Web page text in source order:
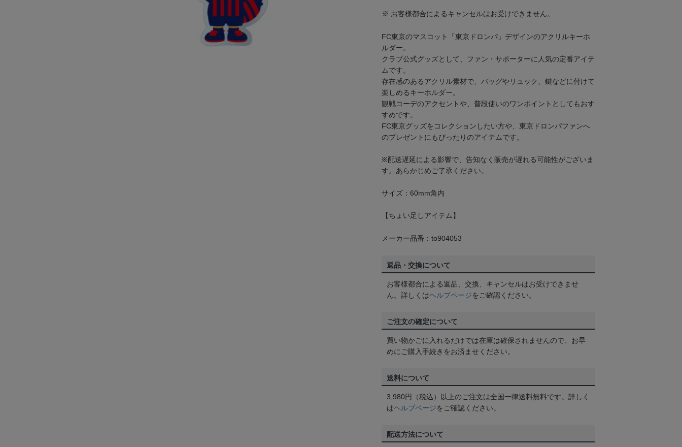
※ お客様都合によるキャンセルはお受けできません。
FC東京のマスコット「東京ドロンパ」デザインのアクリルキーホ
ルダー。
クラブ公式グッズとして、ファン・サポーターに人気の定番アイテ
ムです。
存在感のあるアクリル素材で、バッグやリュック、鍵などに付けて
楽しめるキーホルダー。
観戦コーデのアクセントや、普段使いのワンポイントとしてもおす
すめです。
FC東京グッズをコレクションしたい方や、東京ドロンパファンへ
のプレゼントにもぴったりのアイテムです。
※配送遅延による影響で、告知なく販売が遅れる可能性がございま
す。あらかじめご了承ください。
サイズ：60mm角内
【ちょい足しアイテム】
メーカー品番：to904053
返品・交換について
お客様都合による返品、交換、キャンセルはお受けできませ
ん。詳しくはヘルプページをご確認ください。
ご注文の確定について
買い物かごに入れるだけでは在庫は確保されませんので、お早
めにご購入手続きをお済ませください。
送料について
3,980円（税込）以上のご注文は全国一律送料無料です。詳しく
はヘルプページをご確認ください。
配送方法について